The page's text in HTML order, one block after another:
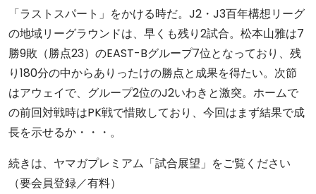
「ラストスパート」をかける時だ。J2・J3百年構想リーグ
の地域リーグラウンドは、早くも残り2試合。松本山雅は7
勝9敗（勝点23）のEAST-Bグループ7位となっており、残
り180分の中からありったけの勝点と成果を得たい。次節
はアウェイで、グループ2位のJ2いわきと激突。ホームで
の前回対戦時はPK戦で惜敗しており、今回はまず結果で成
長を示せるか・・・。
続きは、ヤマガプレミアム「試合展望」をご覧ください
（要会員登録／有料）